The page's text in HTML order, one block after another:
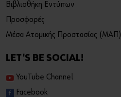
Βιβλιοθήκη Εντύπων
Προσφορές
Μέσα Ατομικής Προστασίας (ΜΑΠ)
LET'S BE SOCIAL!
YouTube Channel
Facebook